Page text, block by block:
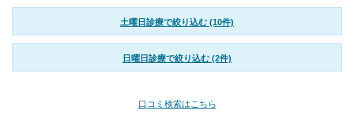
土曜日診療で絞り込む (10件)
日曜日診療で絞り込む (2件)
口コミ検索はこちら